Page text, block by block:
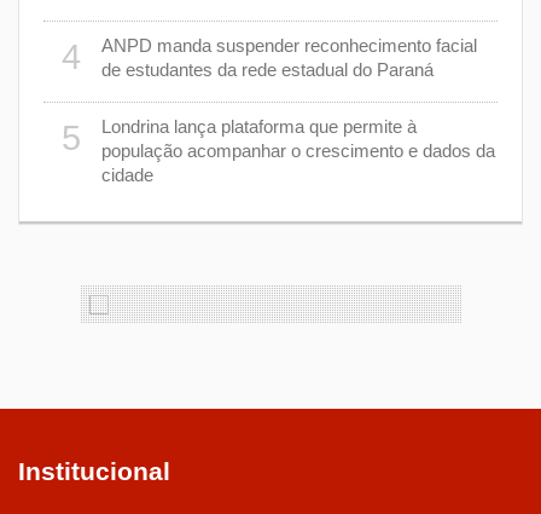
4
ANPD manda suspender reconhecimento facial
de estudantes da rede estadual do Paraná
5
Londrina lança plataforma que permite à
população acompanhar o crescimento e dados da
cidade
Institucional